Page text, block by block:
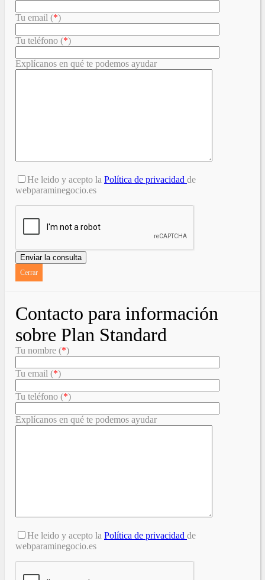
Tu email (*)
Tu teléfono (*)
Explícanos en qué te podemos ayudar
He leido y acepto la Política de privacidad de
webparaminegocio.es
Cerrar
Contacto para información
sobre Plan Standard
Tu nombre (*)
Tu email (*)
Tu teléfono (*)
Explícanos en qué te podemos ayudar
He leido y acepto la Política de privacidad de
webparaminegocio.es